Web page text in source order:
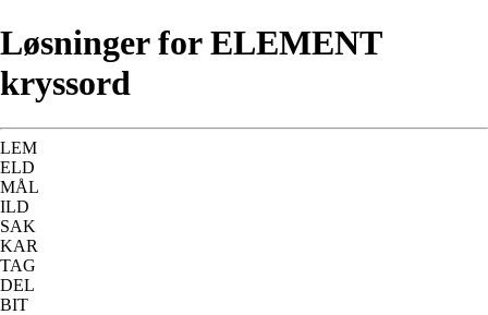
Løsninger for ELEMENT
kryssord
LEM
ELD
MÅL
ILD
SAK
KAR
TAG
DEL
BIT